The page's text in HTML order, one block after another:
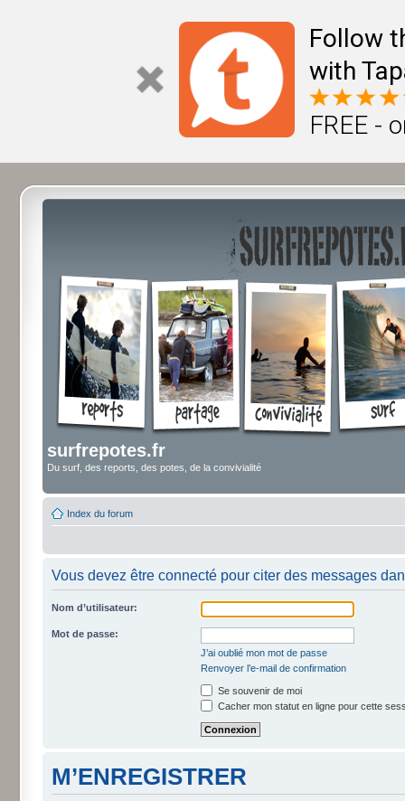
Follow
with
FREE -
surfrepotes.fr
Du surf, des reports, des potes, de la convivialité
Index du forum
Vous devez être connecté pour citer des messages
Nom d’utilisateur:
Mot de passe:
J’ai oublié mon mot de passe
Renvoyer l’e-mail de confirmation
Se souvenir de moi
Cacher mon statut en ligne pour cette
M’ENREGISTRER